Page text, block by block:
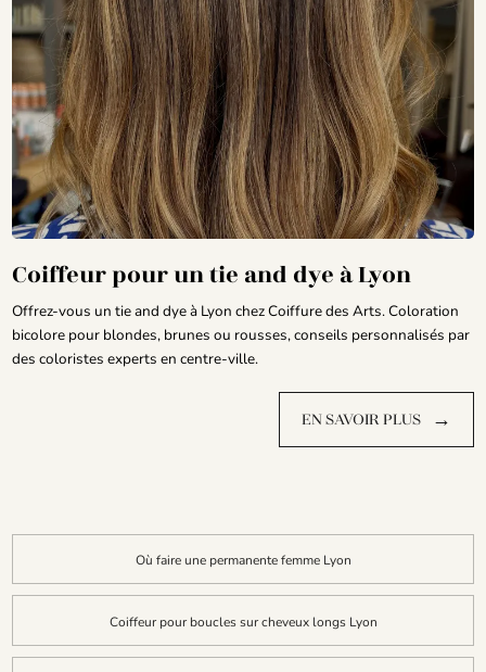
Coiffeur pour un tie and dye à Lyon
Offrez-vous un tie and dye à Lyon chez Coiffure des Arts. Coloration
bicolore pour blondes, brunes ou rousses, conseils personnalisés par
des coloristes experts en centre-ville.
EN SAVOIR PLUS →
Où faire une permanente femme Lyon
Coiffeur pour boucles sur cheveux longs Lyon